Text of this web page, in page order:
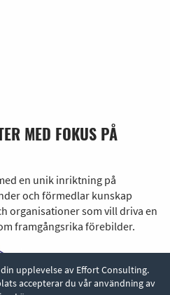
MED FOKUS PÅ
en unik inriktning på
och förmedlar kunskap
organisationer som vill driva en
framgångsrika förebilder.
upplevelse av Effort Consulting.
accepterar du vår användning av